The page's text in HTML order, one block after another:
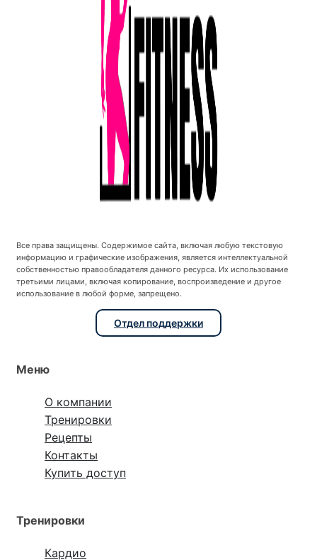
Все права защищены. Содержимое сайта, включая любую текстовую
информацию и графические изображения, является интеллектуальной
собственностью правообладателя данного ресурса. Их использование
третьими лицами, включая копирование, воспроизведение и другое
использование в любой форме, запрещено.
Отдел поддержки
Меню
О компании
Тренировки
Рецепты
Контакты
Купить доступ
Тренировки
Кардио